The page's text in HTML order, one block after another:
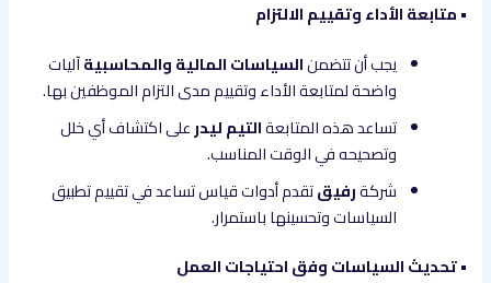
• متابعة الأداء وتقييم الالتزام
يجب أن تتضمنالسياسات المالية والمحاسبيةآليات
واضحة لمتابعة الأداء وتقييم مدى التزام الموظفين بها.
تساعد هذه المتابعةالتيم ليدرعلى اكتشاف أي خلل
وتصحيحه في الوقت المناسب.
شركةرفيقتقدم أدوات قياس تساعد في تقييم تطبيق
السياسات وتحسينها باستمرار.
• تحديث السياسات وفق احتياجات العمل